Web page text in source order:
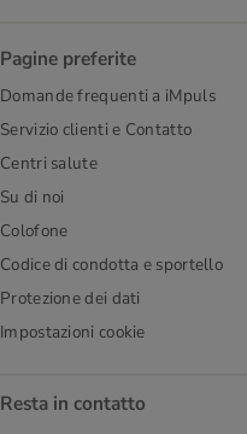
Pagine preferite
Domande frequenti a iMpuls
Servizio clienti e Contatto
Centri salute
Su di noi
Colofone
Codice di condotta e sportello
Protezione dei dati
Impostazioni cookie
Resta in contatto